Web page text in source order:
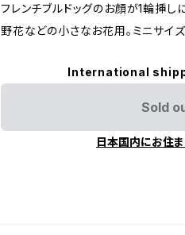
フレンチブルドッグのお顔が1輪挿し
野花などの小さなお花用。ミニサイ
International
Sold
日本国内にお住